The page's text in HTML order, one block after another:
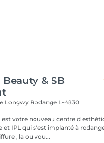
Beauty & SB
Longwy Rodange L-4830
est votre nouveau centre d
et IPL qui s'est implanté à
, la ou vou...